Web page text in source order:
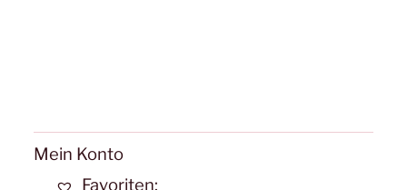
Mein Konto
Favoriten: